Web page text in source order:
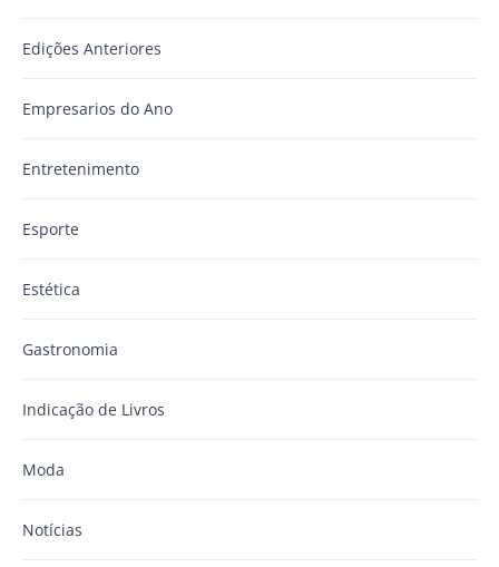
Edições Anteriores
Empresarios do Ano
Entretenimento
Esporte
Estética
Gastronomia
Indicação de Livros
Moda
Notícias